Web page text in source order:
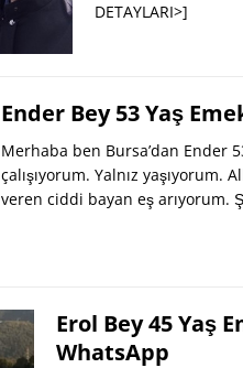
DETAYLARI>]
Ender Bey 53 Yaş
Merhaba ben Bursa’dan Ender
çalışıyorum. Yalnız yaşıyorum.
veren ciddi bayan eş arıyorum.
Erol Bey 45 Yaş
WhatsApp